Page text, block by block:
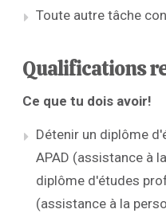
Toute autre tâche
Qualifications
Ce que tu dois avoir!
Détenir un diplôme
APAD (assistance à
diplôme d'études
(assistance à la